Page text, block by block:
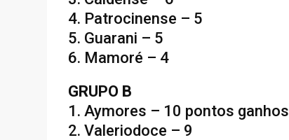
4. Patrocinense – 5
5. Guarani – 5
6. Mamoré – 4
GRUPO B
1. Aymores – 10 pontos ganhos
2. Valeriodoce – 9